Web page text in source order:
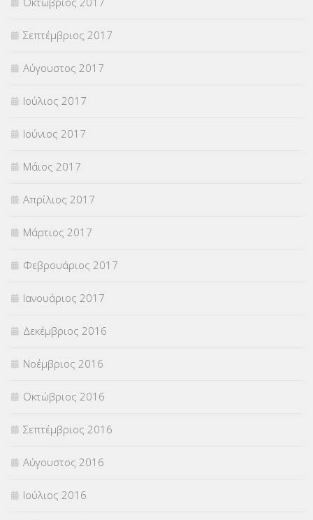
Σεπτέμβριος 2017
Αύγουστος 2017
Ιούλιος 2017
Ιούνιος 2017
Μάιος 2017
Απρίλιος 2017
Μάρτιος 2017
Φεβρουάριος 2017
Ιανουάριος 2017
Δεκέμβριος 2016
Νοέμβριος 2016
Οκτώβριος 2016
Σεπτέμβριος 2016
Αύγουστος 2016
Ιούλιος 2016